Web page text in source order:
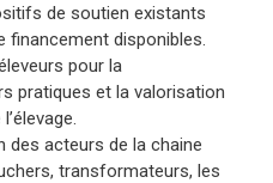
de soutien existants
financement disponibles.
pour la
pratiques et la valorisation
des acteurs de la chaine
transformateurs, les